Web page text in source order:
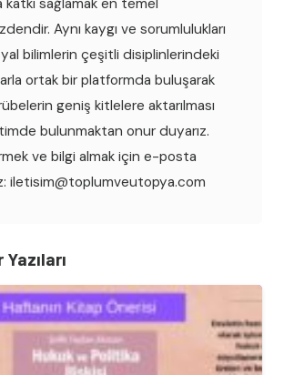
katkı sağlamak en temel
Aynı kaygı ve sorumlulukları
bilimlerin çeşitli disiplinlerindeki
ortak bir platformda buluşarak
geniş kitlelere aktarılması
bulunmaktan onur duyarız.
ve bilgi almak için e-posta
iletisim@toplumveutopya.com